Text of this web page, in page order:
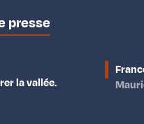
presse
la vallée.